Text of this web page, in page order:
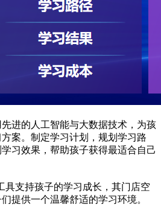
进的人工智能与大数据技术，为孩
案。制定学习计划，规划学习路
习效果，帮助孩子获得最适合自己
具支持孩子的学习成长，其门店空
提供一个温馨舒适的学习环境。